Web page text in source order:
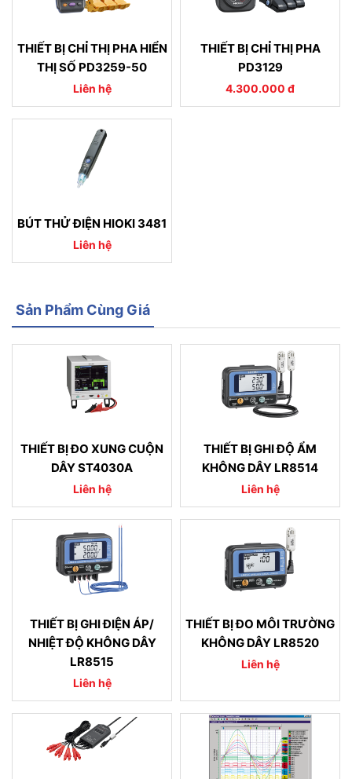
THIẾT BỊ CHỈ THỊ PHA HIỂN
THỊ SỐ PD3259-50
Liên hệ
THIẾT BỊ CHỈ THỊ PHA
PD3129
4.300.000 đ
BÚT THỬ ĐIỆN HIOKI 3481
Liên hệ
Sản Phẩm Cùng Giá
THIẾT BỊ ĐO XUNG CUỘN
DÂY ST4030A
Liên hệ
THIẾT BỊ GHI ĐỘ ẨM
KHÔNG DÂY LR8514
Liên hệ
THIẾT BỊ GHI ĐIỆN ÁP/
NHIỆT ĐỘ KHÔNG DÂY
LR8515
Liên hệ
THIẾT BỊ ĐO MÔI TRƯỜNG
KHÔNG DÂY LR8520
Liên hệ